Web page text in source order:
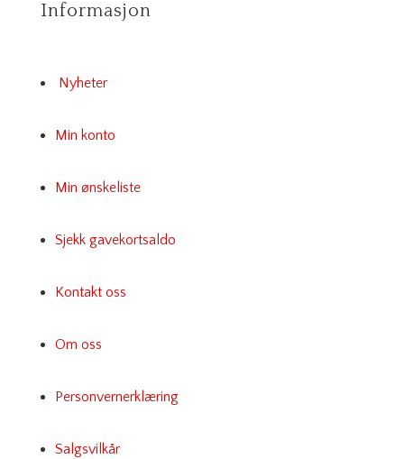
Informasjon
Nyheter
Min konto
Min ønskeliste
Sjekk gavekortsaldo
Kontakt oss
Om oss
Personvernerklæring
Salgsvilkår